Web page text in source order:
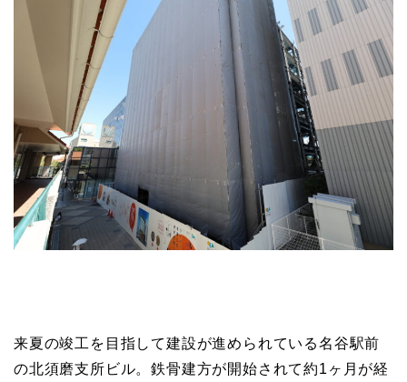
来夏の竣工を目指して建設が進められている名谷駅前
の北須磨支所ビル。鉄骨建方が開始されて約1ヶ月が経